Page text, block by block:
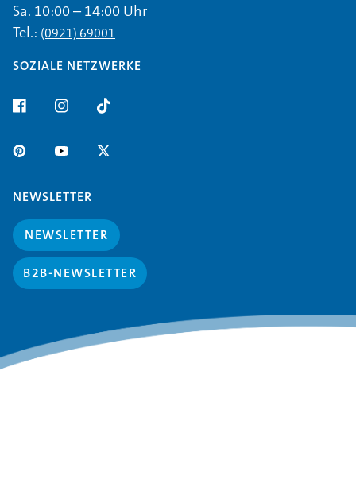
Sa. 10:00 – 14:00 Uhr
Tel.: (0921) 69001
SOZIALE NETZWERKE
NEWSLETTER
NEWSLETTER
B2B-NEWSLETTER